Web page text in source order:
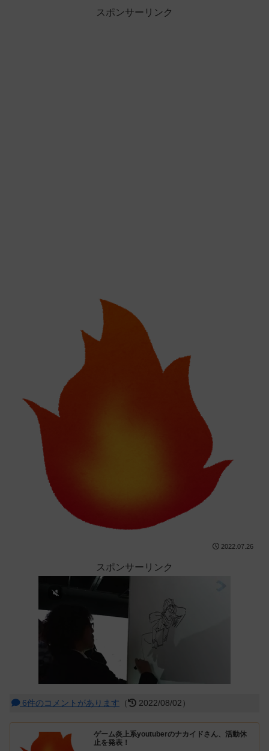
スポンサーリンク
2022.07.26
スポンサーリンク
6件のコメントがあります （ 2022/08/02）
ゲーム炎上系youtuberのナカイドさん、活動休
止を発表！